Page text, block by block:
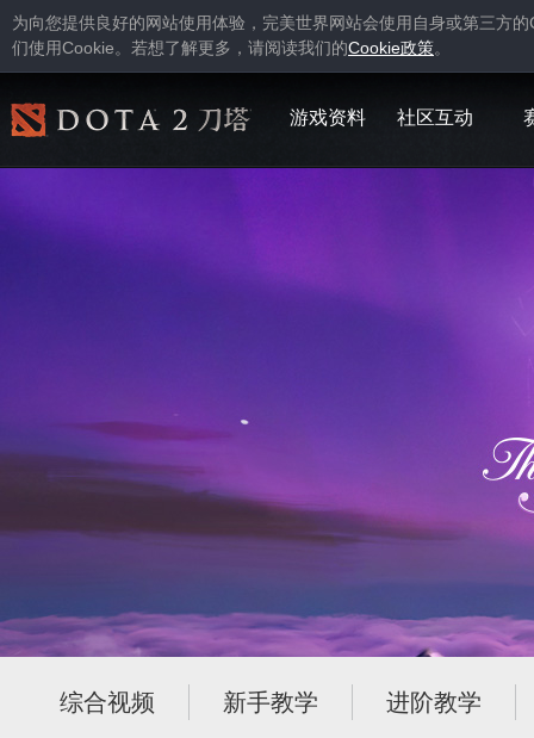
为向您提供良好的网站使用体验，完美世界网站会使用自身或第三方的
们使用Cookie。若想了解更多，请阅读我们的Cookie政策。
游戏资料 社区互动
综合视频 新手教学 进阶教学